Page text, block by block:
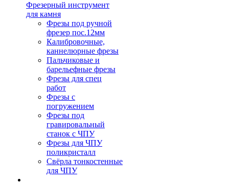
Фрезерный инструмент
для камня
Фрезы под ручной
фрезер пос.12мм
Калибровочные,
каннелюрные фрезы
Пальчиковые и
барельефные фрезы
Фрезы для спец
работ
Фрезы с
погружением
Фрезы под
гравировальный
станок с ЧПУ
Фрезы для ЧПУ
поликристалл
Свёрла тонкостенные
для ЧПУ